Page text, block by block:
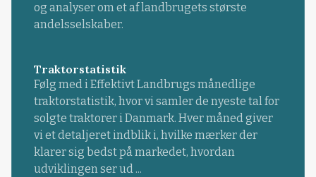
og analyser om et af landbrugets største
andelsselskaber.
Traktorstatistik
Følg med i Effektivt Landbrugs månedlige
traktorstatistik, hvor vi samler de nyeste tal for
solgte traktorer i Danmark. Hver måned giver
vi et detaljeret indblik i, hvilke mærker der
klarer sig bedst på markedet, hvordan
udviklingen ser ud ...